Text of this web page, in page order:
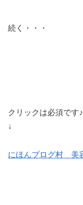
続く・・・
クリックは必須です♪
↓
にほんブログ村 美